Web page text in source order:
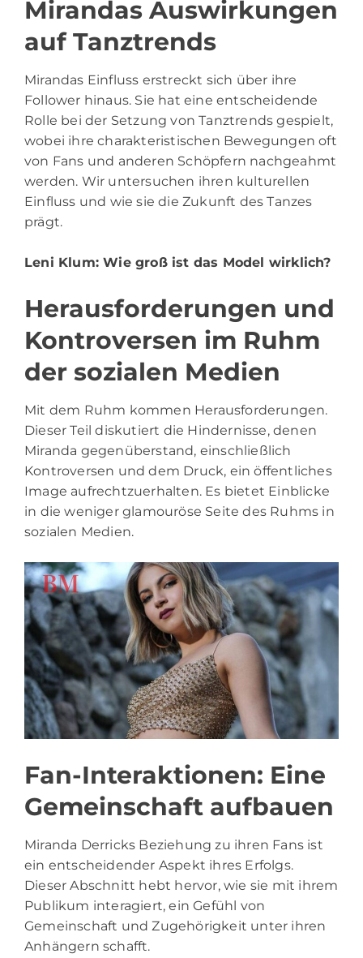
Mirandas Auswirkungen
auf Tanztrends
Mirandas Einfluss erstreckt sich über ihre
Follower hinaus. Sie hat eine entscheidende
Rolle bei der Setzung von Tanztrends gespielt,
wobei ihre charakteristischen Bewegungen oft
von Fans und anderen Schöpfern nachgeahmt
werden. Wir untersuchen ihren kulturellen
Einfluss und wie sie die Zukunft des Tanzes
prägt.
Leni Klum: Wie groß ist das Model wirklich?
Herausforderungen und
Kontroversen im Ruhm
der sozialen Medien
Mit dem Ruhm kommen Herausforderungen.
Dieser Teil diskutiert die Hindernisse, denen
Miranda gegenüberstand, einschließlich
Kontroversen und dem Druck, ein öffentliches
Image aufrechtzuerhalten. Es bietet Einblicke
in die weniger glamouröse Seite des Ruhms in
sozialen Medien.
Fan-Interaktionen: Eine
Gemeinschaft aufbauen
Miranda Derricks Beziehung zu ihren Fans ist
ein entscheidender Aspekt ihres Erfolgs.
Dieser Abschnitt hebt hervor, wie sie mit ihrem
Publikum interagiert, ein Gefühl von
Gemeinschaft und Zugehörigkeit unter ihren
Anhängern schafft.